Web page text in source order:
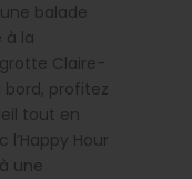
balade
à la
Claire-
bord, profitez
tout en
Hour
une